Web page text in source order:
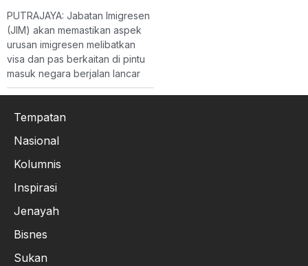
PUTRAJAYA: Jabatan Imigresen
(JIM) akan memastikan aspek
urusan imigresen melibatkan
visa dan pas berkaitan di pintu
masuk negara berjalan lancar
Tempatan
Nasional
Kolumnis
Inspirasi
Jenayah
Bisnes
Sukan